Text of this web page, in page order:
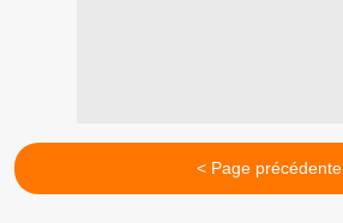
< Page précédente